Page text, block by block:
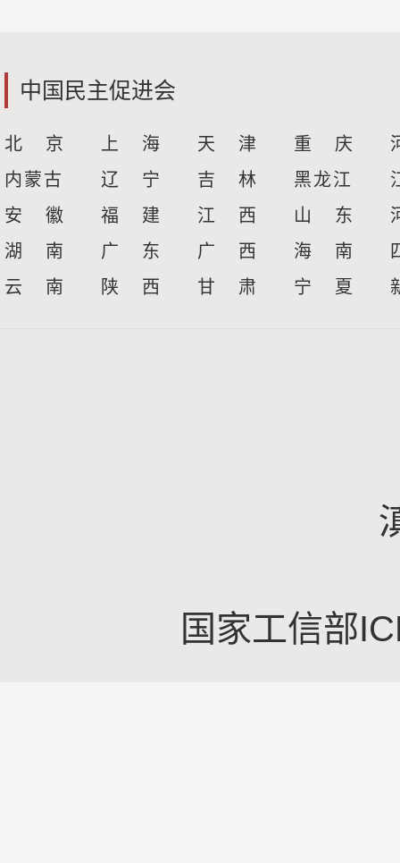
中国民主促进会
北 京 上 海 天 津 重 庆
内蒙古
辽 宁 吉 林 黑龙江
安 徽
福 建 江 西 山 东
湖 南
广 东 广 西 海 南
云 南
陕 西 甘 肃 宁 夏
国家工信部